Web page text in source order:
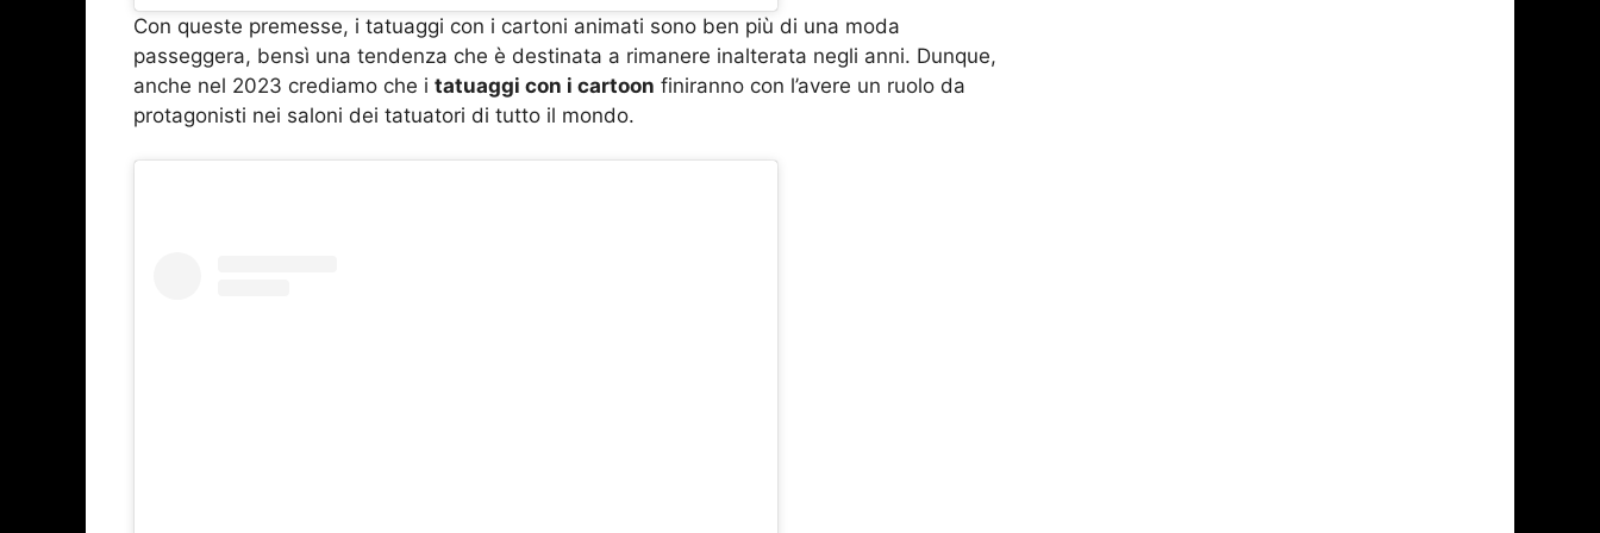
Con queste premesse, i tatuaggi con i cartoni animati sono ben più di una moda
passeggera, bensì una tendenza che è destinata a rimanere inalterata negli anni. Dunque,
anche nel 2023 crediamo che i tatuaggi con i cartoon finiranno con l’avere un ruolo da
protagonisti nei saloni dei tatuatori di tutto il mondo.